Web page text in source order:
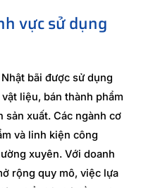
vực sử dụng
bãi được sử dụng
liệu, bán thành phẩm
sản xuất. Các ngành cơ
và linh kiện công
xuyên. Với doanh
rộng quy mô, việc lựa